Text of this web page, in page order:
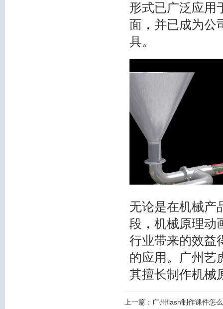
形式已广泛应用
面，并已成为公
具。
无论是在机械产
段，机械原理动
行业带来的效益
的应用。广州艺
其擅长制作机械
上一篇： 广州flash制作课件怎